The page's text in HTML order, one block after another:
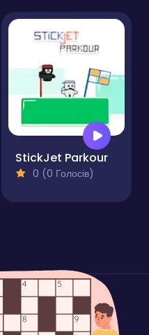
StickJet Parkour
0 (0 Голосів)